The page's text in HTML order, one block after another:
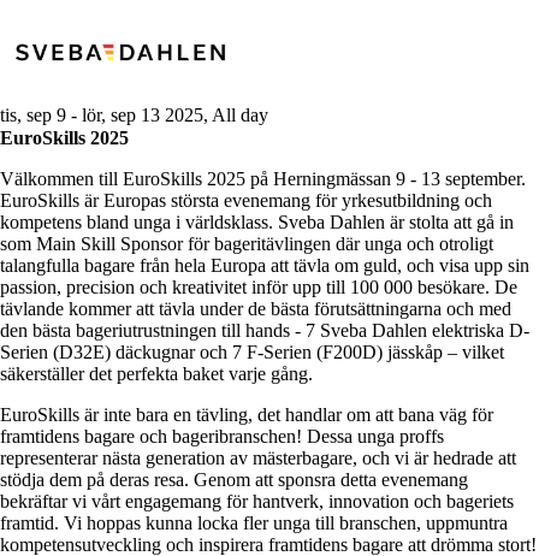
tis, sep 9 - lör, sep 13 2025, All day
EuroSkills 2025
Välkommen till EuroSkills 2025 på Herningmässan 9 - 13 september.
EuroSkills är Europas största evenemang för yrkesutbildning och
kompetens bland unga i världsklass. Sveba Dahlen är stolta att gå in
som Main Skill Sponsor för bageritävlingen därunga och otroligt
talangfulla bagare från hela Europa att tävla om guld, och visa upp sin
passion, precision och kreativitet inför upp till 100 000 besökare. De
tävlande kommer att tävla under de bästa förutsättningarna och med
den bästa bageriutrustningen till hands - 7 Sveba Dahlen elektriska D-
Serien (D32E) däckugnar och 7 F-Serien (F200D) jässkåp – vilket
säkerställer det perfekta baket varje gång.
EuroSkills är inte bara en tävling, det handlar om att bana väg för
framtidens bagare och bageribranschen! Dessa unga proffs
representerar nästa generation av mästerbagare, och vi är hedrade att
stödja dem på deras resa. Genom att sponsra detta evenemang
bekräftar vi vårt engagemang för hantverk, innovation och bageriets
framtid. Vi hoppas kunna locka fler unga till branschen, uppmuntra
kompetensutveckling och inspirera framtidens bagare att drömma stort!